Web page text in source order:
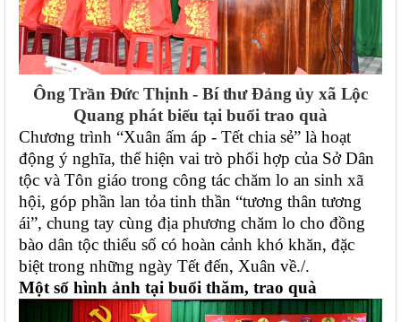
Ông Trần Đức Thịnh - Bí thư Đảng ủy xã Lộc
Quang phát biểu tại buổi trao quà
Chương trình “Xuân ấm áp - Tết chia sẻ” là hoạt
động ý nghĩa, thể hiện vai trò phối hợp của Sở Dân
tộc và Tôn giáo trong công tác chăm lo an sinh xã
hội, góp phần lan tỏa tinh thần “tương thân tương
ái”, chung tay cùng địa phương chăm lo cho đồng
bào dân tộc thiểu số có hoàn cảnh khó khăn, đặc
biệt trong những ngày Tết đến, Xuân về./.
Một số hình ảnh tại buổi thăm, trao quà